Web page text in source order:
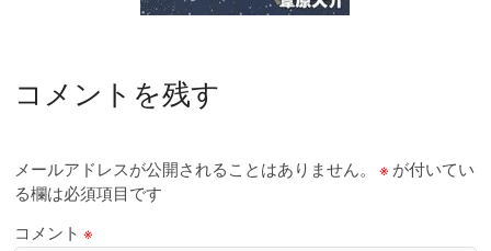
コメントを残す
メールアドレスが公開されることはありません。 ※ が付いてい
る欄は必須項目です
コメント※